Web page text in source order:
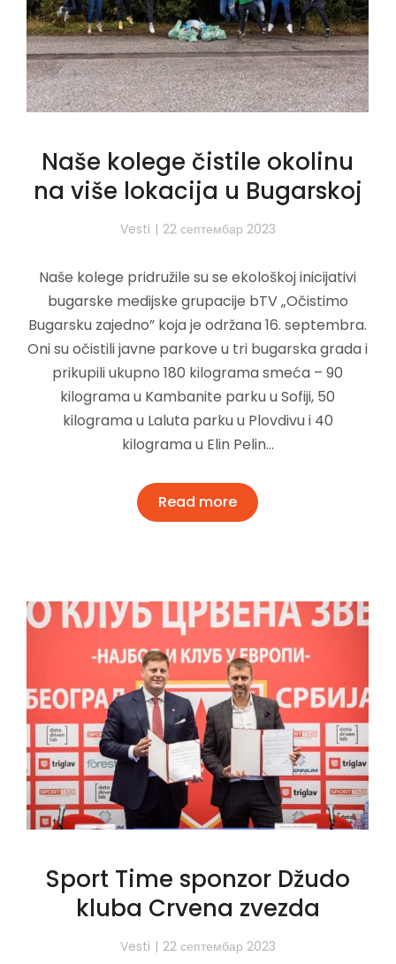
Naše kolege čistile okolinu
na više lokacija u Bugarskoj
Vesti 22 септембар 2023
Naše kolege pridružile su se ekološkoj inicijativi
bugarske medijske grupacije bTV „Očistimo
Bugarsku zajedno” koja je održana 16. septembra.
Oni su očistili javne parkove u tri bugarska grada i
prikupili ukupno 180 kilograma smeća – 90
kilograma u Kambanite parku u Sofiji, 50
kilograma u Laluta parku u Plovdivu i 40
kilograma u Elin Pelin…
Read more
Sport Time sponzor Džudo
kluba Crvena zvezda
Vesti 22 септембар 2023